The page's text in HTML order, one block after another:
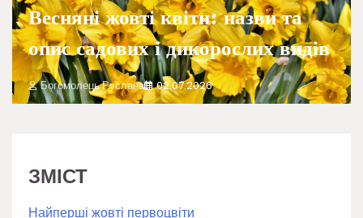
Весняні жовті квіти: назви та
опис садових і дикорослих видів
Богомолець Руслана 02.07.2026
ЗМІСТ
Найперші жовті первоцвіти